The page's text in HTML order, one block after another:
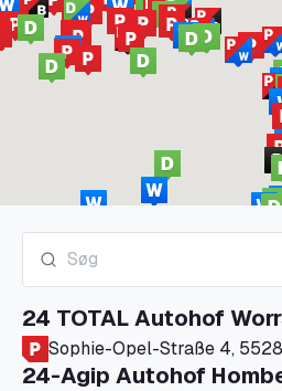
24 TOTAL Autohof
Sophie-Opel-Straße 4,
24-Agip Autohof